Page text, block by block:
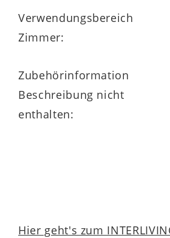
Verwendungsbereich
Zimmer:
Zubehörinformation
Beschreibung nicht
enthalten:
Hier geht's zum